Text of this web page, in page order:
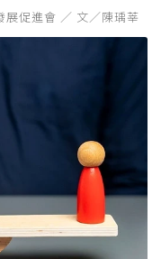
展促進會 ／ 文／陳瑀莘